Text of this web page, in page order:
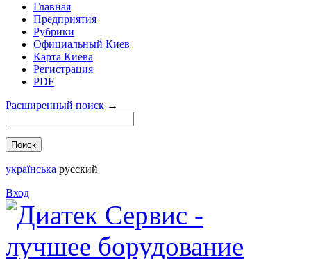
Главная
Предприятия
Рубрики
Официальный Киев
Карта Киева
Регистрация
PDF
Расширенный поиск →
українська русский
Вход